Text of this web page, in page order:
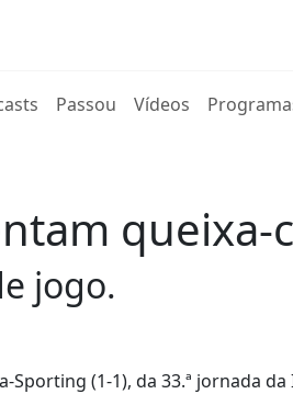
Passou Vídeos
queixa-
jogo.
(1-1), da 33.ª jornada